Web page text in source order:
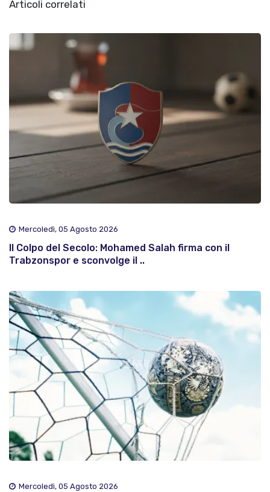
Articoli correlati
Mercoledì, 05 Agosto 2026
Il Colpo del Secolo: Mohamed Salah firma con il
Trabzonspor e sconvolge il ..
Mercoledì, 05 Agosto 2026